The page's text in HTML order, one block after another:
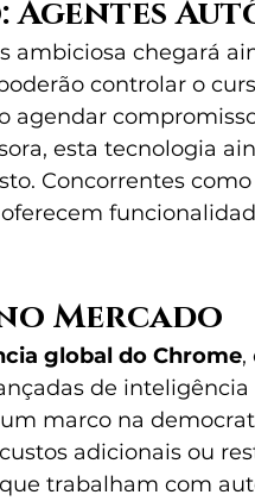
Agentes
ambiciosa chegará
controlar o
agendar
esta tecnologia
Concorrentes
Mercado
global do Chrome,
de
marco na
adicionais ou
trabalham com